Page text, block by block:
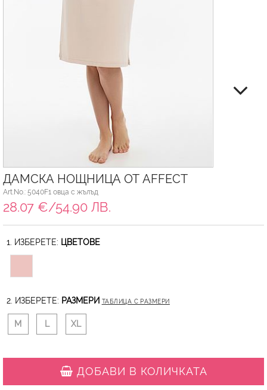
ДАМСКА НОЩНИЦА ОТ AFFECT
Art.No.: 5040F1 овца с жълъд
28.07 €/54.90 ЛВ.
1. ИЗБЕРЕТЕ: ЦВЕТОВЕ
2. ИЗБЕРЕТЕ: РАЗМЕРИ ТАБЛИЦА С РАЗМЕРИ
M L XL
ДОБАВИ В КОЛИЧКАТА